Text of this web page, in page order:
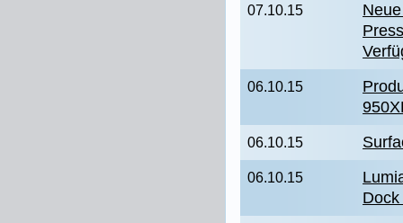
07.10.15
06.10.15
06.10.15
06.10.15